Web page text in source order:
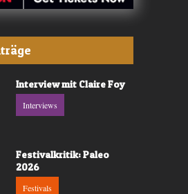
Interview mit Claire Foy
Interviews
Festivalkritik: Paleo
2026
Festivals